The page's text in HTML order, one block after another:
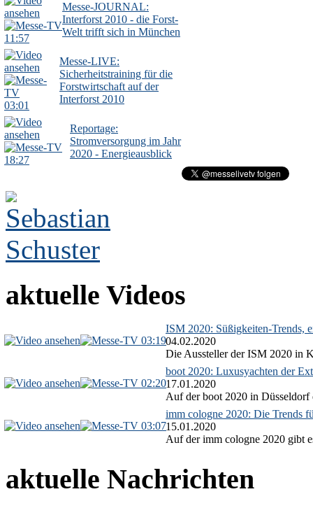
11:57
Messe-JOURNAL:
Interforst 2010 - die Forst-
Welt trifft sich in München
03:01
Messe-LIVE:
Sicherheitstraining für die
Forstwirtschaft auf der
Interforst 2010
18:27
Reportage:
Stromversorgung im Jahr
2020 - Energieausblick
aktuelle Videos
03:19
ISM 2020: Süßigkeiten-Trends,
04.02.2020
Die Aussteller der ISM 2020 in
02:20
boot 2020: Luxusyachten der
17.01.2020
Auf der boot 2020 in Düsseldorf
03:07
imm cologne 2020: Die Trends
15.01.2020
Auf der imm cologne 2020 gibt
aktuelle Nachrichten